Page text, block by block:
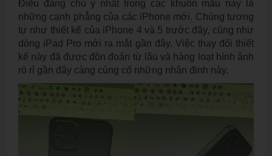
Điều đáng chú ý nhất trong các khuôn mẫu này là
những cạnh phẳng của các iPhone mới. Chúng tương
tự như thiết kế của iPhone 4 và 5 trước đây, cũng như
dòng iPad Pro mới ra mắt gần đây. Việc thay đổi thiết
kế này đã được đồn đoán từ lâu và hàng loạt hình ảnh
rò rỉ gần đây càng củng cố những nhận định này.